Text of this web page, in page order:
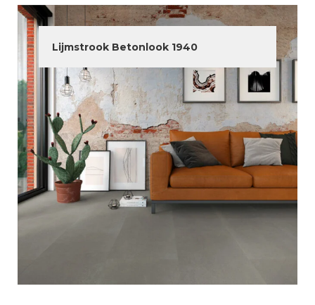
Lijmstrook Betonlook 1940